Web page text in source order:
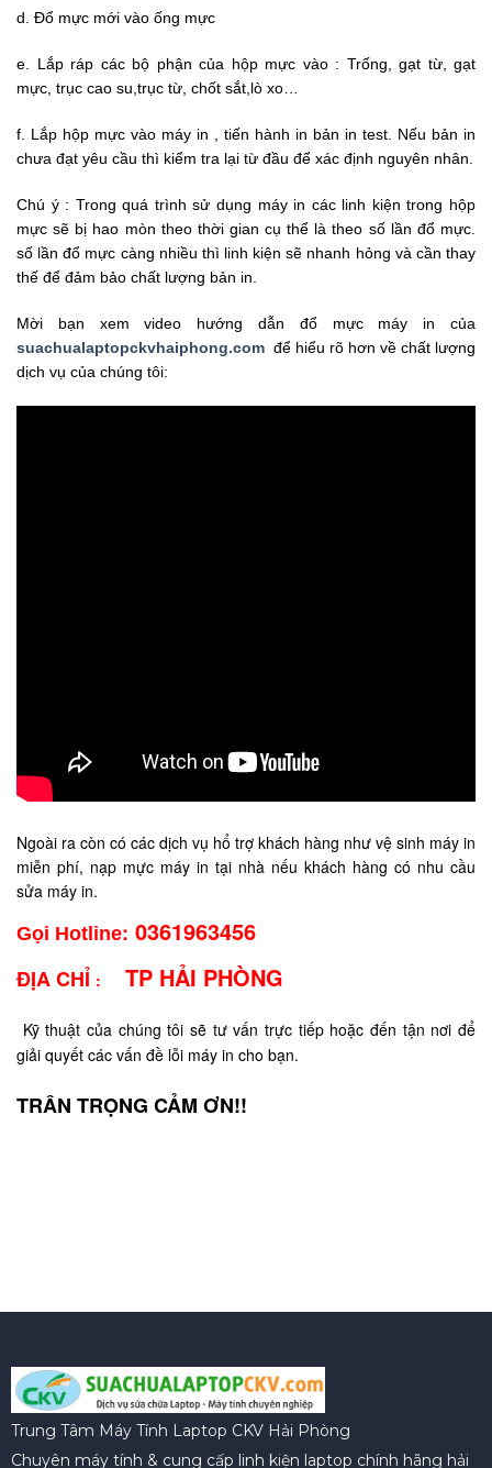
d. Đổ mực mới vào ống mực
e. Lắp ráp các bộ phận của hộp mực vào : Trống, gạt từ, gạt
mực, trục cao su,trục từ, chốt sắt,lò xo…
f. Lắp hộp mực vào máy in , tiến hành in bản in test. Nếu bản in
chưa đạt yêu cầu thì kiểm tra lại từ đầu để xác định nguyên nhân.
Chú ý : Trong quá trình sử dụng máy in các linh kiện trong hộp
mực sẽ bị hao mòn theo thời gian cụ thể là theo số lần đổ mực.
số lần đổ mực càng nhiều thì linh kiện sẽ nhanh hỏng và cần thay
thế để đảm bảo chất lượng bản in.
Mời bạn xem video hướng dẫn đổ mực máy in của
suachualaptopckvhaiphong.com để hiểu rõ hơn về chất lượng
dịch vụ của chúng tôi:
Ngoài ra còn có các dịch vụ hổ trợ khách hàng như vệ sinh máy in
miễn phí, nạp mực máy in tại nhà nếu khách hàng có nhu cầu
sửa máy in.
Gọi Hotline: 0361963456
ĐỊA CHỈ : TP HẢI PHÒNG
Kỹ thuật của chúng tôi sẽ tư vấn trực tiếp hoặc đến tận nơi để
giải quyết các vấn đề lỗi máy in cho bạn.
TRÂN TRỌNG CẢM ƠN!!
Trung Tâm Máy Tính Laptop CKV Hải Phòng
Chuyên máy tính & cung cấp linh kiện laptop chính hãng hải